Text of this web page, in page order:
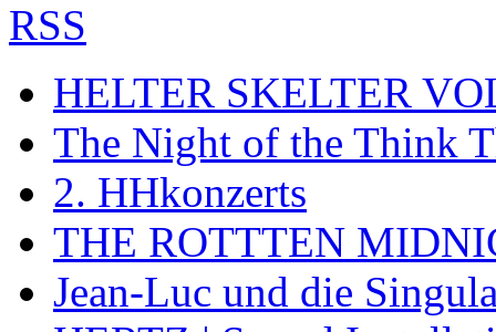
RSS
HELTER SKELTER
The Night of the Think
2. HHkonzerts
THE ROTTTEN
Jean-Luc und die